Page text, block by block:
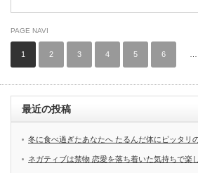
PAGE NAVI
1 2 3 4 5 6
最近の投稿
冬に食べ過ぎたあなたへ たるんだ体にピッタリ
ネガティブは禁物 恋愛を落ち着いた気持ちで楽